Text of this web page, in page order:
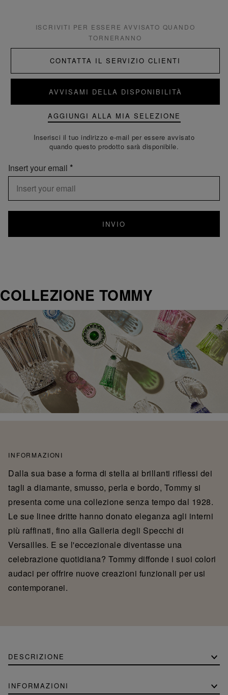
ISCRIVITI PER ESSERE AVVISATO QUANDO
TORNERANNO
CONTATTA IL SERVIZIO CLIENTI
AVVISAMI DELLA DISPONIBILITÀ
AGGIUNGI ALLA MIA SELEZIONE
Inserisci il tuo indirizzo e-mail per essere avvisato
quando questo prodotto sarà disponibile.
Insert your email
INVIO
COLLEZIONE TOMMY
INFORMAZIONI
Dalla sua base a forma di stella ai brillanti riflessi dei
tagli a diamante, smusso, perla e bordo, Tommy si
presenta come una collezione senza tempo dal 1928.
Le sue linee dritte hanno donato eleganza agli interni
più raffinati, fino alla Galleria degli Specchi di
Versailles. E se l'eccezionale diventasse una
celebrazione quotidiana? Tommy diffonde i suoi colori
audaci per offrire nuove creazioni funzionali per usi
contemporanei.
DESCRIZIONE
INFORMAZIONI